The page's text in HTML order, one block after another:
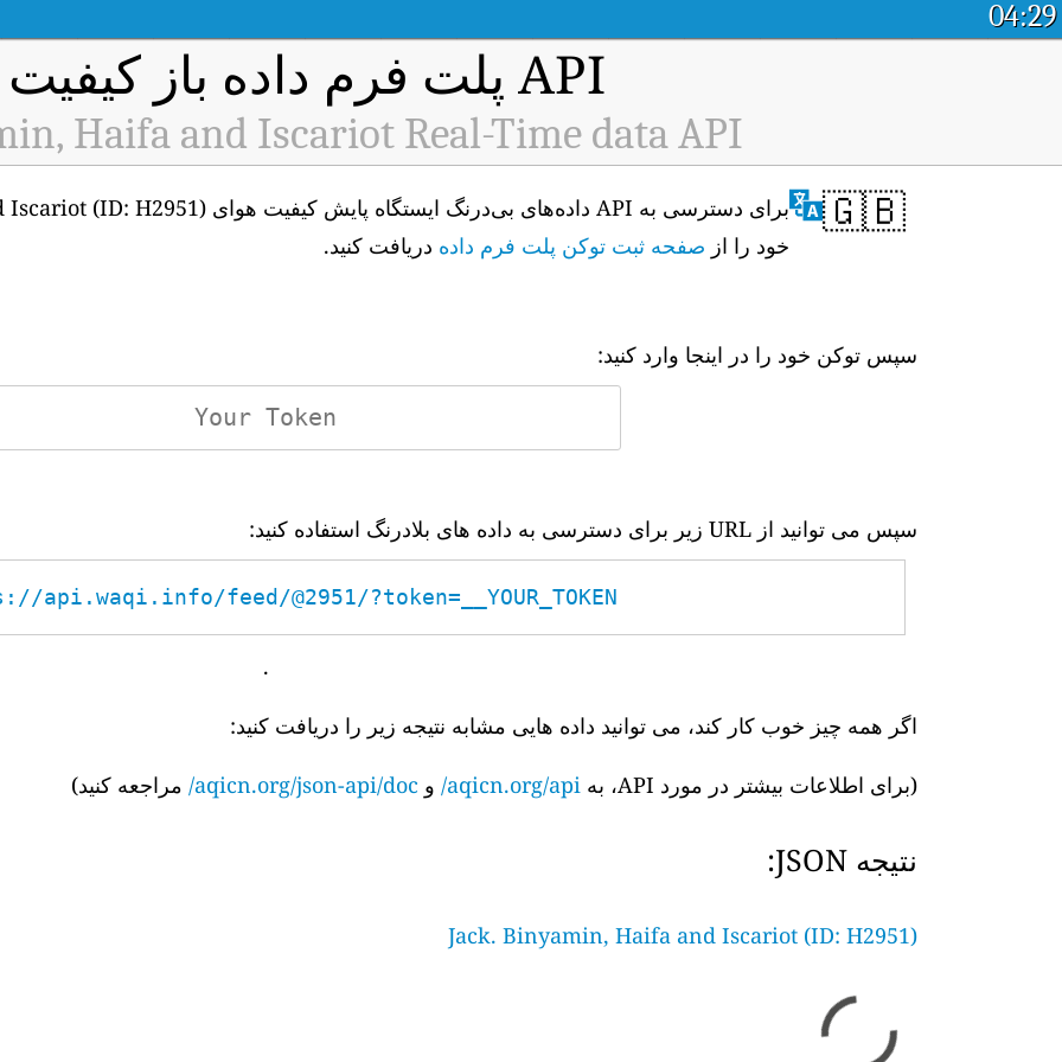
04:29
API پلت فرم داده باز کیفیت هوا
Haifa and Iscariot Real-Time data API
🇬🇧
خود را از صفحه ثبت توکن پلت فرم داده دریافت کنید.
سپس توکن خود را در اینجا وارد کنید:
سپس می توانید از URL زیر برای دسترسی به داده های بلادرنگ استفاده کنید:
api.waqi.info/feed/@2951/?token=__YOUR_TOKEN__
.
اگر همه چیز خوب کار کند، می توانید داده هایی مشابه نتیجه زیر را دریافت کنید:
(برای اطلاعات بیشتر در مورد API، به aqicn.org/api/ و aqicn.org/json-api/doc/ مراجعه کنید)
نتیجه JSON:
Jack. Binyamin, Haifa and Iscariot (ID: H2951)